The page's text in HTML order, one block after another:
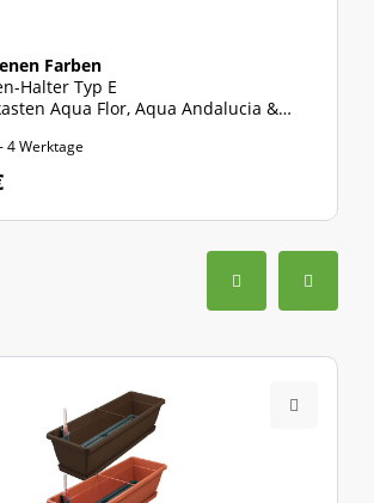
Farben
Halter Typ E
Aqua Flor, Aqua Andalucia &
35 kg
4 Werktage